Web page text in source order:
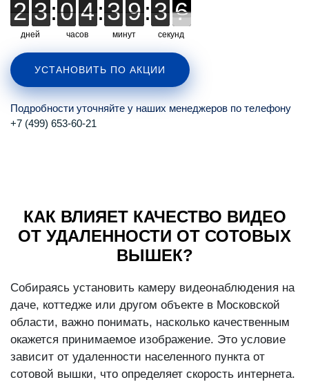
дней
2
2 3
3:
часов
0
0 4
4:
минут
3
3 9
9:
секунд
3
3
3 5
6
5
УСТАНОВИТЬ ПО АКЦИИ
Подробности уточняйте у наших менеджеров по телефону
+7 (499) 653-60-21
КАК ВЛИЯЕТ КАЧЕСТВО ВИДЕО
ОТ УДАЛЕННОСТИ ОТ СОТОВЫХ
ВЫШЕК?
Собираясь установить камеру видеонаблюдения на
даче, коттедже или другом объекте в Московской
области, важно понимать, насколько качественным
окажется принимаемое изображение. Это условие
зависит от удаленности населенного пункта от
сотовой вышки, что определяет скорость интернета.